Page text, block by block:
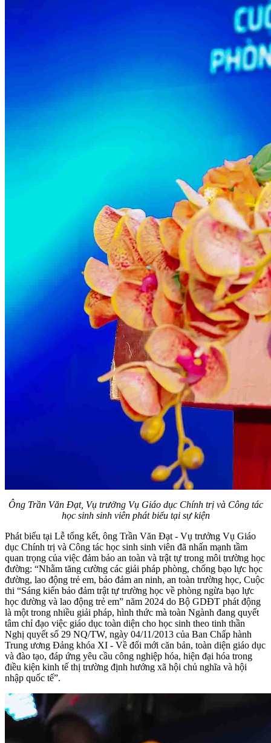
Ông Trần Văn Đạt, Vụ trưởng Vụ Giáo dục Chính trị và Công tác
học sinh sinh viên phát biểu tại sự kiện
Phát biểu tại Lễ tổng kết, ông Trần Văn Đạt - Vụ trưởng Vụ Giáo
dục Chính trị và Công tác học sinh sinh viên đã nhấn mạnh tầm
quan trọng của việc đảm bảo an toàn và trật tự trong môi trường học
đường: “Nhằm tăng cường các giải pháp phòng, chống bạo lực học
đường, lao động trẻ em, bảo đảm an ninh, an toàn trường học, Cuộc
thi “Sáng kiến bảo đảm trật tự trường học về phòng ngừa bạo lực
học đường và lao động trẻ em” năm 2024 do Bộ GDĐT phát động
là một trong nhiều giải pháp, hình thức mà toàn Ngành đang quyết
tâm chỉ đạo việc giáo dục toàn diện cho học sinh theo tinh thần
Nghị quyết số 29 NQ/TW, ngày 04/11/2013 của Ban Chấp hành
Trung ương Đảng khóa XI - Về đổi mới căn bản, toàn diện giáo dục
và đào tạo, đáp ứng yêu cầu công nghiệp hóa, hiện đại hóa trong
điều kiện kinh tế thị trường định hướng xã hội chủ nghĩa và hội
nhập quốc tế”.